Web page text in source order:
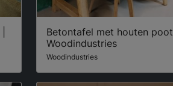
Betontafel met houten poot|
Woodindustries
Woodindustries